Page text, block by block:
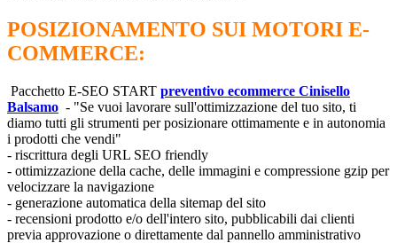
POSIZIONAMENTO SUI MOTORI E-
COMMERCE:
Pacchetto E-SEO START preventivo ecommerce Cinisello
Balsamo - "Se vuoi lavorare sull'ottimizzazione del tuo sito, ti
diamo tutti gli strumenti per posizionare ottimamente e in autonomia
i prodotti che vendi"
- riscrittura degli URL SEO friendly
- ottimizzazione della cache, delle immagini e compressione gzip per
velocizzare la navigazione
- generazione automatica della sitemap del sito
- recensioni prodotto e/o dell'intero sito, pubblicabili dai clienti
previa approvazione o direttamente dal pannello amministrativo